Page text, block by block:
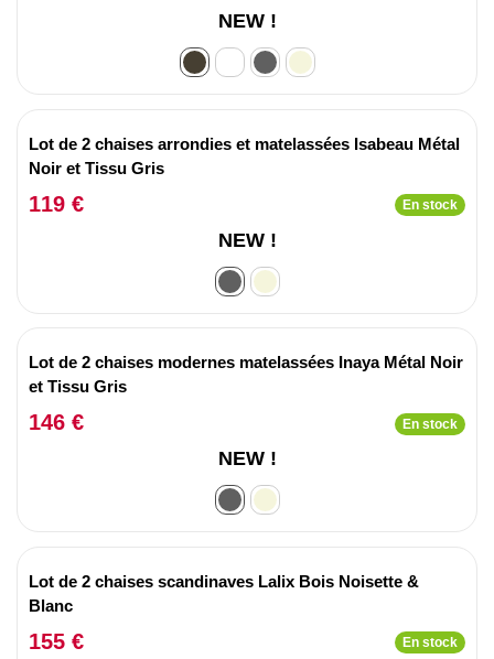
NEW !
Lot de 2 chaises arrondies et matelassées Isabeau Métal
Noir et Tissu Gris
119 € En stock
NEW !
Lot de 2 chaises modernes matelassées Inaya Métal Noir
et Tissu Gris
146 € En stock
NEW !
Lot de 2 chaises scandinaves Lalix Bois Noisette &
Blanc
155 € En stock